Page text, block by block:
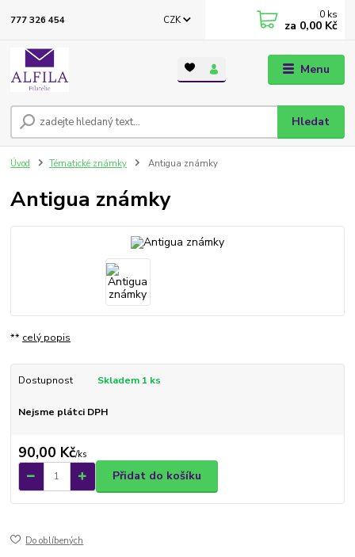
Menu
CZK
Hledat
777 326 454 0 ks
za 0,00 Kč
Úvod Tématické známky Antigua známky
Antigua známky
** celý popis
Dostupnost Skladem 1 ks
Nejsme plátci DPH
90,00 Kč/ks
Přidat do košíku
Do oblíbených